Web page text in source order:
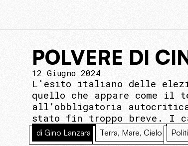
POLVERE DI
12 Giugno 2024
L'esito italiano delle
quello che appare come
all’obbligatoria
stato fin troppo breve. I
di Gino Lanzara Terra, Mare, Cielo